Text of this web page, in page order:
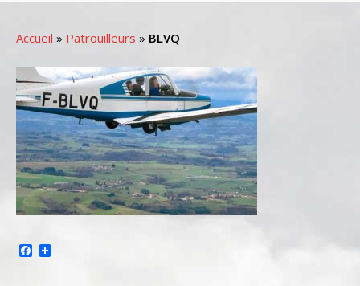
Accueil » Patrouilleurs » BLVQ
Facebook